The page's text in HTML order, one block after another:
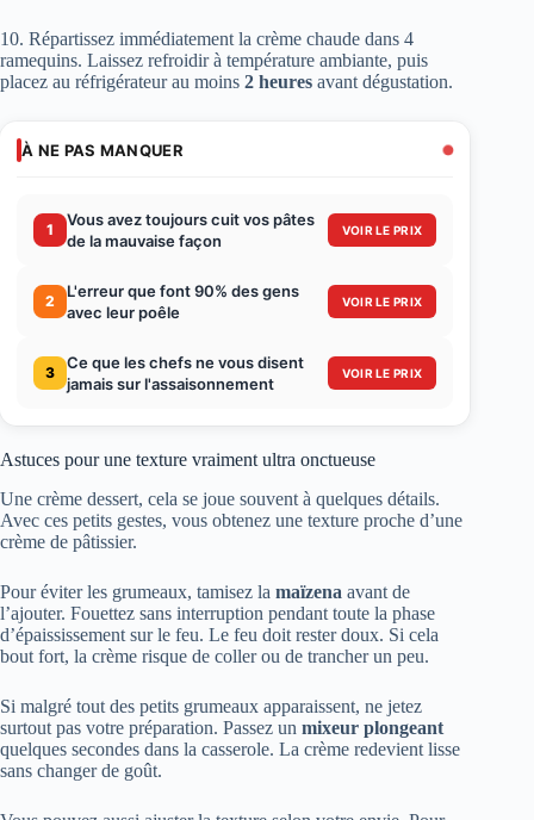
10. Répartissez immédiatement la crème chaude dans 4
ramequins. Laissez refroidir à température ambiante, puis
placez au réfrigérateur au moins 2 heures avant dégustation.
À NE PAS MANQUER
1
Vous avez toujours cuit vos pâtes
de la mauvaise façon
VOIR LE PRIX
2
L'erreur que font 90% des gens
avec leur poêle
VOIR LE PRIX
3
Ce que les chefs ne vous disent
jamais sur l'assaisonnement
VOIR LE PRIX
Astuces pour une texture vraiment ultra onctueuse
Une crème dessert, cela se joue souvent à quelques détails.
Avec ces petits gestes, vous obtenez une texture proche d’une
crème de pâtissier.
Pour éviter les grumeaux, tamisez la maïzena avant de
l’ajouter. Fouettez sans interruption pendant toute la phase
d’épaississement sur le feu. Le feu doit rester doux. Si cela
bout fort, la crème risque de coller ou de trancher un peu.
Si malgré tout des petits grumeaux apparaissent, ne jetez
surtout pas votre préparation. Passez un mixeur plongeant
quelques secondes dans la casserole. La crème redevient lisse
sans changer de goût.